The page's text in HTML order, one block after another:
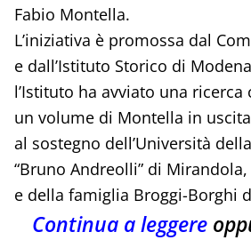
Fabio Montella.
L’iniziativa è promossa dal
e dall’Istituto Storico di
l’Istituto ha avviato una
un volume di Montella in
al sostegno dell’Università
“Bruno Andreolli” di
e della famiglia Broggi-Borghi
Continua a leggere